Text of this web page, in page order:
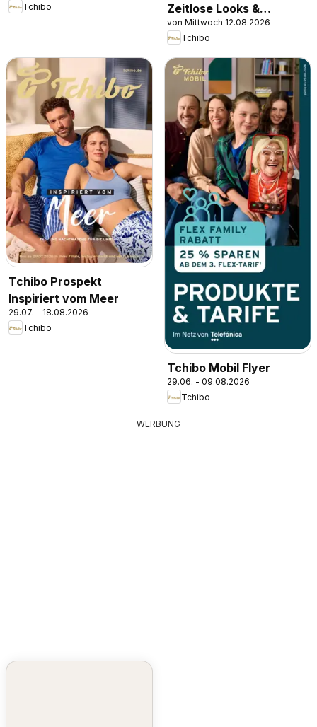
Tchibo
Zeitlose Looks &
Kreative Helfer
von Mittwoch 12.08.2026
Tchibo
Tchibo Prospekt
Inspiriert vom Meer
29.07. - 18.08.2026
Tchibo
Tchibo Mobil Flyer
29.06. - 09.08.2026
Tchibo
WERBUNG